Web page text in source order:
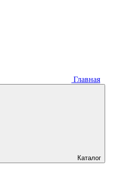
Главная
Каталог